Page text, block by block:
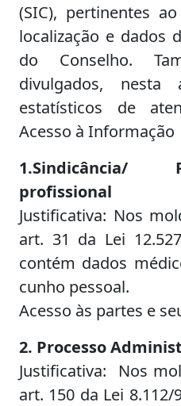
(SIC), pertinentes
localização e dados
do Conselho.
divulgados, nesta
estatísticos de
Acesso à Informação
1.Sindicância/
profissional
Justificativa: Nos
art. 31 da Lei
contém dados
cunho pessoal.
Acesso às partes e
2. Processo
Justificativa: Nos
art. 150 da Lei